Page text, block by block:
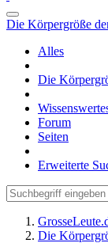
Die Körpergröße
Alles
Die
Forum
Seiten
Erweiterte
Die